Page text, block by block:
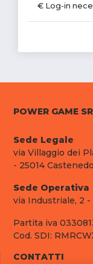
€ Log-in
POWER GAME
Sede Legale
via Villaggio dei
- 25014
Sede Operativa
via Industriale, 2
Partita iva
Cod. SDI:
CONTATTI